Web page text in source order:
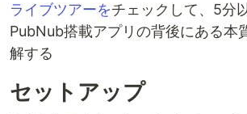
ライブツアーをチェックして、5分
PubNub搭載アプリの背後にある本
解する
セットアップ